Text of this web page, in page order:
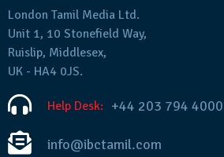
London Tamil Media Ltd.
Unit 1, 10 Stonefield Way,
Ruislip, Middlesex,
UK - HA4 0JS.
Help Desk: +44 203 794 4000
info@ibctamil.com